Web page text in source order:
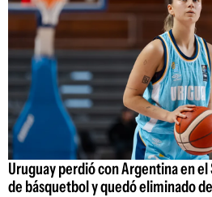
Uruguay perdió con Argentina en
de básquetbol y quedó eliminado